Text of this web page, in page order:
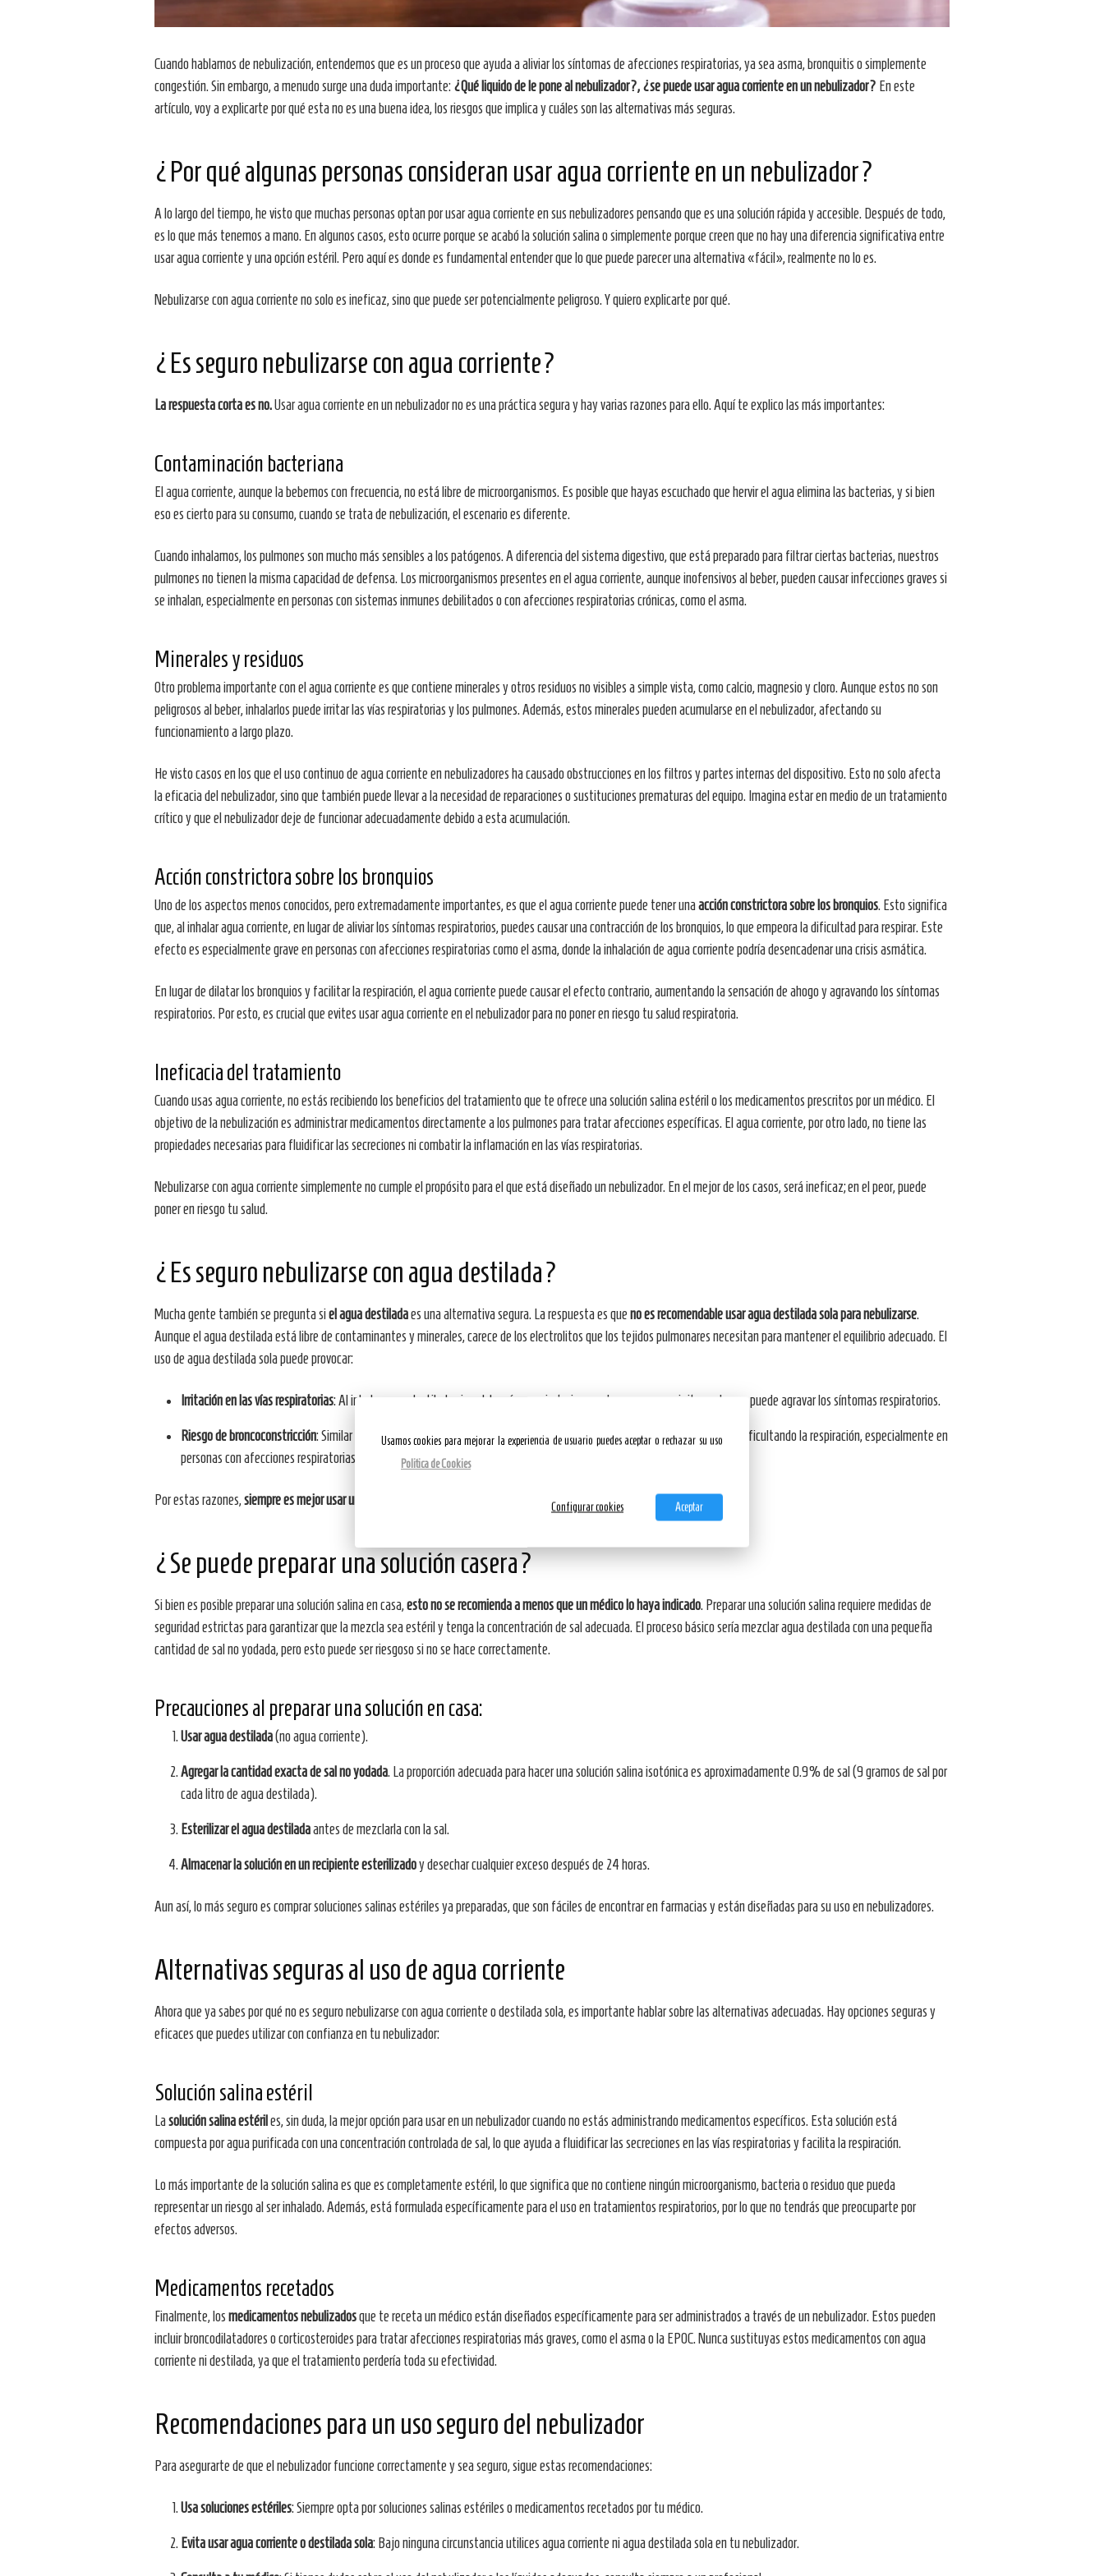
Cuando hablamos de nebulización, entendemos que es un proceso que ayuda a aliviar los síntomas de afecciones respiratorias, ya sea asma, bronquitis o simplemente
congestión. Sin embargo, a menudo surge una duda importante: ¿Qué liquido de le pone al nebulizador?, ¿se puede usar agua corriente en un nebulizador? En este
artículo, voy a explicarte por qué esta no es una buena idea, los riesgos que implica y cuáles son las alternativas más seguras.
¿Por qué algunas personas consideran usar agua corriente en un nebulizador?
A lo largo del tiempo, he visto que muchas personas optan por usar agua corriente en sus nebulizadores pensando que es una solución rápida y accesible. Después de todo,
es lo que más tenemos a mano. En algunos casos, esto ocurre porque se acabó la solución salina o simplemente porque creen que no hay una diferencia significativa entre
usar agua corriente y una opción estéril. Pero aquí es donde es fundamental entender que lo que puede parecer una alternativa «fácil», realmente no lo es.
Nebulizarse con agua corriente no solo es ineficaz, sino que puede ser potencialmente peligroso. Y quiero explicarte por qué.
¿Es seguro nebulizarse con agua corriente?
La respuesta corta es no.Usar agua corriente en un nebulizador no es una práctica segura y hay varias razones para ello. Aquí te explico las más importantes:
Contaminación bacteriana
El agua corriente, aunque la bebemos con frecuencia, no está libre de microorganismos. Es posible que hayas escuchado que hervir el agua elimina las bacterias, y si bien
eso es cierto para su consumo, cuando se trata de nebulización, el escenario es diferente.
Cuando inhalamos, los pulmones son mucho más sensibles a los patógenos. A diferencia del sistema digestivo, que está preparado para filtrar ciertas bacterias, nuestros
pulmones no tienen la misma capacidad de defensa. Los microorganismos presentes en el agua corriente, aunque inofensivos al beber, pueden causar infecciones graves si
se inhalan, especialmente en personas con sistemas inmunes debilitados o con afecciones respiratorias crónicas, como el asma.
Minerales y residuos
Otro problema importante con el agua corriente es que contiene minerales y otros residuos no visibles a simple vista, como calcio, magnesio y cloro. Aunque estos no son
peligrosos al beber, inhalarlos puede irritar las vías respiratorias y los pulmones. Además, estos minerales pueden acumularse en el nebulizador, afectando su
funcionamiento a largo plazo.
He visto casos en los que el uso continuo de agua corriente en nebulizadores ha causado obstrucciones en los filtros y partes internas del dispositivo. Esto no solo afecta
la eficacia del nebulizador, sino que también puede llevar a la necesidad de reparaciones o sustituciones prematuras del equipo. Imagina estar en medio de un tratamiento
crítico y que el nebulizador deje de funcionar adecuadamente debido a esta acumulación.
Acción constrictora sobre los bronquios
Uno de los aspectos menos conocidos, pero extremadamente importantes, es que el agua corriente puede tener una acción constrictora sobre los bronquios. Esto significa
que, al inhalar agua corriente, en lugar de aliviar los síntomas respiratorios, puedes causar una contracción de los bronquios, lo que empeora la dificultad para respirar. Este
efecto es especialmente grave en personas con afecciones respiratorias como el asma, donde la inhalación de agua corriente podría desencadenar una crisis asmática.
En lugar de dilatar los bronquios y facilitar la respiración, el agua corriente puede causar el efecto contrario, aumentando la sensación de ahogo y agravando los síntomas
respiratorios. Por esto, es crucial que evites usar agua corriente en el nebulizador para no poner en riesgo tu salud respiratoria.
Ineficacia del tratamiento
Cuando usas agua corriente, no estás recibiendo los beneficios del tratamiento que te ofrece una solución salina estéril o los medicamentos prescritos por un médico. El
objetivo de la nebulización es administrar medicamentos directamente a los pulmones para tratar afecciones específicas. El agua corriente, por otro lado, no tiene las
propiedades necesarias para fluidificar las secreciones ni combatir la inflamación en las vías respiratorias.
Nebulizarse con agua corriente simplemente no cumple el propósito para el que está diseñado un nebulizador. En el mejor de los casos, será ineficaz; en el peor, puede
poner en riesgo tu salud.
¿Es seguro nebulizarse con agua destilada?
Mucha gente también se pregunta si el agua destiladaes una alternativa segura. La respuesta es que no es recomendable usar agua destilada sola para nebulizarse.
Aunque el agua destilada está libre de contaminantes y minerales, carece de los electrolitos que los tejidos pulmonares necesitan para mantener el equilibrio adecuado. El
uso de agua destilada sola puede provocar:
Irritación en las vías respiratorias: Al inhalar agua destilada sin sal, las vías respiratorias pueden resecarse e irritarse, lo que puede agravar los síntomas respiratorios.
Riesgo de broncoconstricción: Similar al agua corriente, el agua destilada puede causar una contracción de los bronquios, dificultando la respiración, especialmente en
personas con afecciones respiratorias.
Por estas razones, siempre es mejor usar una solución salina estéril diseñada específicamente para la nebulización.
¿Se puede preparar una solución casera?
Si bien es posible preparar una solución salina en casa, esto no se recomienda a menos que un médico lo haya indicado. Preparar una solución salina requiere medidas de
seguridad estrictas para garantizar que la mezcla sea estéril y tenga la concentración de sal adecuada. El proceso básico sería mezclar agua destilada con una pequeña
cantidad de sal no yodada, pero esto puede ser riesgoso si no se hace correctamente.
Precauciones al preparar una solución en casa:
Usar agua destilada(no agua corriente).
Agregar la cantidad exacta de sal no yodada. La proporción adecuada para hacer una solución salina isotónica es aproximadamente 0.9% de sal (9 gramos de sal por
cada litro de agua destilada).
Esterilizar el agua destiladaantes de mezclarla con la sal.
Almacenar la solución en un recipiente esterilizadoy desechar cualquier exceso después de 24 horas.
Aun así, lo más seguro es comprar soluciones salinas estériles ya preparadas, que son fáciles de encontrar en farmacias y están diseñadas para su uso en nebulizadores.
Alternativas seguras al uso de agua corriente
Ahora que ya sabes por qué no es seguro nebulizarse con agua corriente o destilada sola, es importante hablar sobre las alternativas adecuadas. Hay opciones seguras y
eficaces que puedes utilizar con confianza en tu nebulizador:
Solución salina estéril
La solución salina estéril es, sin duda, la mejor opción para usar en un nebulizador cuando no estás administrando medicamentos específicos. Esta solución está
compuesta por agua purificada con una concentración controlada de sal, lo que ayuda a fluidificar las secreciones en las vías respiratorias y facilita la respiración.
Lo más importante de la solución salina es que es completamente estéril, lo que significa que no contiene ningún microorganismo, bacteria o residuo que pueda
representar un riesgo al ser inhalado. Además, está formulada específicamente para el uso en tratamientos respiratorios, por lo que no tendrás que preocuparte por
efectos adversos.
Medicamentos recetados
Finalmente, los medicamentos nebulizadosque te receta un médico están diseñados específicamente para ser administrados a través de un nebulizador. Estos pueden
incluir broncodilatadores o corticosteroides para tratar afecciones respiratorias más graves, como el asma o la EPOC. Nunca sustituyas estos medicamentos con agua
corriente ni destilada, ya que el tratamiento perdería toda su efectividad.
Recomendaciones para un uso seguro del nebulizador
Para asegurarte de que el nebulizador funcione correctamente y sea seguro, sigue estas recomendaciones:
Usa soluciones estériles: Siempre opta por soluciones salinas estériles o medicamentos recetados por tu médico.
Evita usar agua corriente o destilada sola: Bajo ninguna circunstancia utilices agua corriente ni agua destilada sola en tu nebulizador.
Usamos cookies para mejorar la experiencia de usuario puedes aceptar o rechazar su uso
Politica de Cookies
Aceptar
Configurar cookies